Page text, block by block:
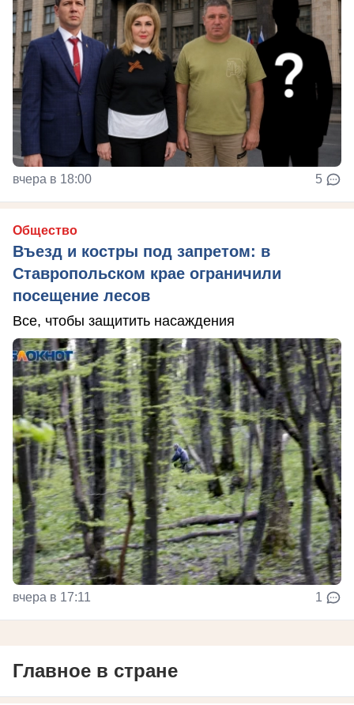
вчера в 18:00 5
Общество
Въезд и костры под запретом: в
Ставропольском крае ограничили
посещение лесов
Все, чтобы защитить насаждения
вчера в 17:11 1
Главное в стране